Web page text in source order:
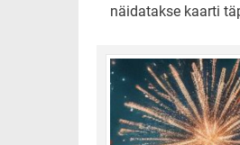
näidatakse kaarti